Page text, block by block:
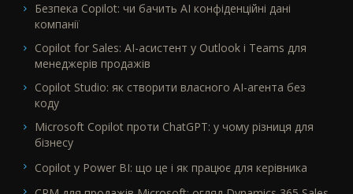
Безпека Copilot: чи бачить AI конфіденційні дані
компанії
Copilot for Sales: AI-асистент у Outlook і Teams для
менеджерів продажів
Copilot Studio: як створити власного AI-агента без
коду
Microsoft Copilot проти ChatGPT: у чому різниця для
бізнесу
Copilot у Power BI: що це і як працює для керівника